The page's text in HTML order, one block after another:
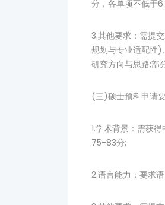
分，各单项不低于
3.其他要求：需提
规划与专业适配性
研究方向与思路;部
(三)硕士预科申请
1.学术背景：需获
75-83分;
2.语言能力：要求